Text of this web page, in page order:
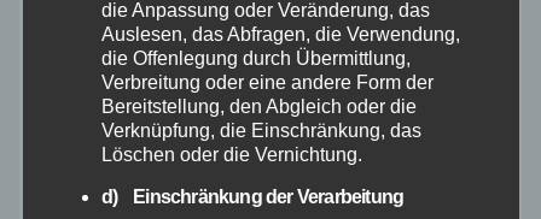
Februar 2025
Januar 2025
Dezember 2024
die Anpassung oder Veränderung, das
Auslesen, das Abfragen, die Verwendung,
die Offenlegung durch Übermittlung,
Verbreitung oder eine andere Form der
Bereitstellung, den Abgleich oder die
Verknüpfung, die Einschränkung, das
Löschen oder die Vernichtung.
d) Einschränkung der Verarbeitung